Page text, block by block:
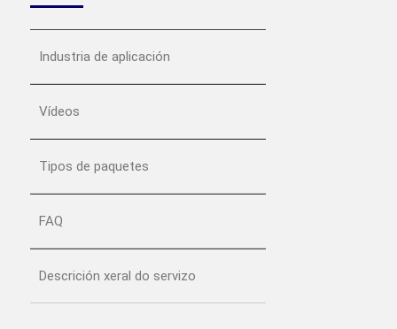
Industria de aplicación
Vídeos
Tipos de paquetes
FAQ
Descrición xeral do servizo